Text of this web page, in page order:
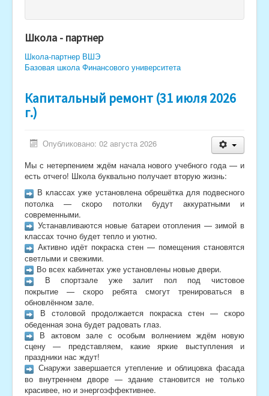
Школа - партнер
Школа-партнер ВШЭ
Базовая школа Финансового университета
Капитальный ремонт (31 июля 2026
г.)
Опубликовано: 02 августа 2026
Мы с нетерпением ждём начала нового учебного года — и
есть отчего! Школа буквально получает вторую жизнь:
В классах уже установлена обрешётка для подвесного
потолка — скоро потолки будут аккуратными и
современными.
Устанавливаются новые батареи отопления — зимой в
классах точно будет тепло и уютно.
Активно идёт покраска стен — помещения становятся
светлыми и свежими.
Во всех кабинетах уже установлены новые двери.
В спортзале уже залит пол под чистовое
покрытие — скоро ребята смогут тренироваться в
обновлённом зале.
В столовой продолжается покраска стен — скоро
обеденная зона будет радовать глаз.
В актовом зале с особым волнением ждём новую
сцену — представляем, какие яркие выступления и
праздники нас ждут!
Снаружи завершается утепление и облицовка фасада
во внутреннем дворе — здание становится не только
красивее, но и энергоэффективнее.